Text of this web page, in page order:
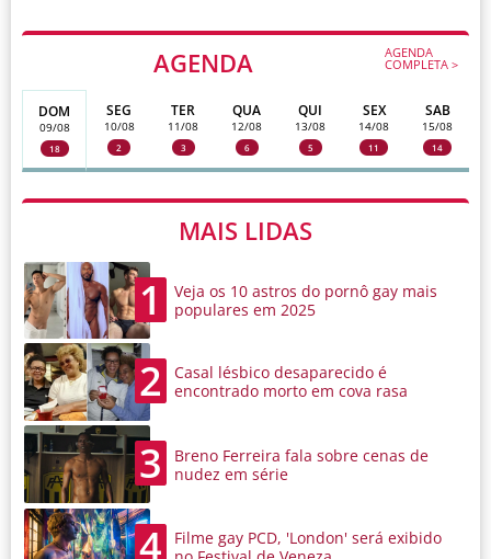
AGENDA AGENDA
COMPLETA >
DOM
09/08
18
SEG
10/08
2
TER
11/08
3
QUA
12/08
6
QUI
13/08
5
SEX
14/08
11
SAB
15/08
14
MAIS LIDAS
1
Veja os 10 astros do pornô gay mais
populares em 2025
2
Casal lésbico desaparecido é
encontrado morto em cova rasa
3
Breno Ferreira fala sobre cenas de
nudez em série
4
Filme gay PCD, 'London' será exibido